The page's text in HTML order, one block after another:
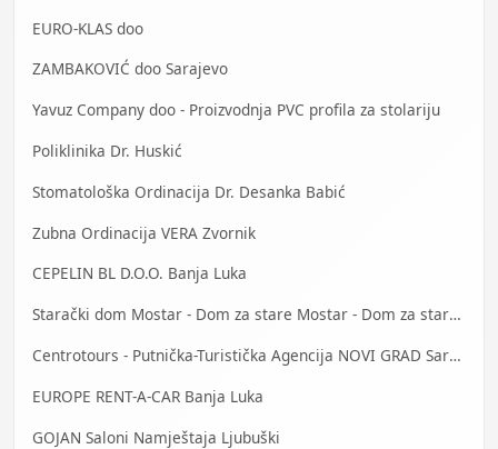
EURO-KLAS doo
ZAMBAKOVIĆ doo Sarajevo
Yavuz Company doo - Proizvodnja PVC profila za stolariju
Poliklinika Dr. Huskić
Stomatološka Ordinacija Dr. Desanka Babić
Zubna Ordinacija VERA Zvornik
CEPELIN BL D.O.O. Banja Luka
Starački dom Mostar - Dom za stare Mostar - Dom za stara lica Mostar
Centrotours - Putnička-Turistička Agencija NOVI GRAD Sarajevo
EUROPE RENT-A-CAR Banja Luka
GOJAN Saloni Namještaja Ljubuški